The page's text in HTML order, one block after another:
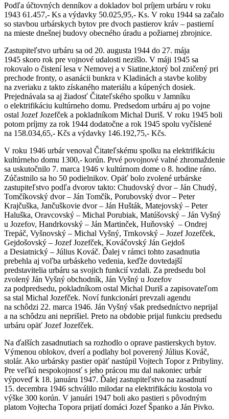
Podľa účtovných denníkov a dokladov bol príjem urbáru v roku
1943 61.457,- Ks a výdavky 50.025,95,- Ks. V roku 1944 sa začalo
so stavbou urbárskych bytov pre dvoch pastierov kráv – pastierní
na mieste dnešnej budovy obecného úradu a požiarnej zbrojnice.
Zastupiteľstvo urbáru sa od 20. augusta 1944 do 27. mája
1945 skoro rok pre vojnové udalosti nezišlo. V máji 1945 sa
rokovalo o čistení lesa v Nemovej a v Siatine,ktorý bol zničený pri
prechode fronty, o asanácii bunkra v Kladinách a stavbe koliby
na zveriaku z takto získaného materiálu a kúpených dosiek.
Prejednávala sa aj žiadosť Čitateľského spolku v Jamníku
o elektrifikáciu kultúrneho domu. Predsedom urbáru aj po vojne
ostal Jozef Jozefček a pokladníkom Michal Duriš. V roku 1945 boli
potom príjmy za rok 1944 dodatočne a rok 1945 spolu vyčíslené
na 158.034,65,- Kčs a výdavky 146.192,75,- Kčs.
V roku 1946 urbár venoval Čitateľskému spolku na elektrifikáciu
kultúrneho domu 1300,- korún. Prvé povojnové valné zhromaždenie
sa uskutočnilo 7. marca 1946 v kultúrnom dome o 8. hodine ráno.
Zúčastnilo sa ho 50 podielnikov. Opäť bolo zvolené urbárske
zastupiteľstvo podľa dvorov takto: Chudovský dvor – Ján Chudý,
Tomčíkovský dvor – Ján Tomčík, Porubovský dvor – Peter
Krajčuška, Jančuškovie dvor – Ján Hušták, Matejovský – Peter
Haluška, Oravcovský – Michal Porubiak, Matúšovský – Ján Vyšný
u Jozefov, Handrkovský – Ján Martinček, Huňovský – Ondrej
Trepáč, Vyšnovský – Michal Vyšný, Trnkovský – Jozef Jozefček,
Gejdošovský – Jozef Jozefček, Kováčovský Ján Gejdoš
a Desiatnický – Július Kováč. Ďalej v rámci tohto zasadnutia
prebehla aj voľba urbáskeho vedenia, keďže dovtedajší
predstavitelia urbáru sa svojich funkcií vzdali. Za predsedu bol
zvolený Ján Vyšný obchodník, Ján Vyšný u Jozefov
za podpredsedu, pokladníkom ostal Michal Duriš a zapisovateľom
sa stal Michal Jozefček. Noví funkcionári prevzali agendu
na schôdzi 22. marca 1946. Ján Vyšný však predsedníctvo neprijal
a na schôdzu ani neprišiel. Preto na obdobie prijal funkciu predsedu
urbáru opäť Jozef Jozefček.
Na ďalších zasadnutiach sa rozhodlo o oprave pastierskych bytov.
Výmenou oblokov, dverí a podlahy bol poverený Július Kováč,
stolár. Ako urbársky pastier opäť nastúpil Vojtech Topor z Pribyliny.
Pre veľkú nespokojnosť s jeho prácou mu dal nakoniec urbár
výpoveď k 18. januáru 1947. Ďalej zastupiteľstvo na zasadnutí
15. decembra 1946 schválilo milodar na elektrifikáciu kostola vo
výške 300 korún. V januári 1947 boli ako pastieri s pôvodným
platom Vojtecha Topora prijatí domáci Jozef Španko a Ján Pivko.